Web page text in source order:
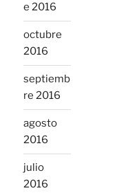
e 2016
octubre
2016
septiemb
re 2016
agosto
2016
julio
2016